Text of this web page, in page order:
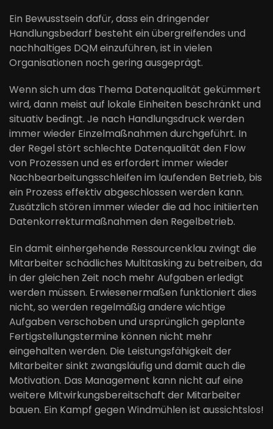
Ein Bewusstsein dafür, dass ein dringender
Handlungsbedarf besteht ein übergreifendes und
nachhaltiges DQM einzuführen, ist in vielen
Organisationen noch gering ausgeprägt.
Wenn sich um das Thema Datenqualität gekümmert
wird, dann meist auf lokale Einheiten beschränkt und
situativ bedingt. Je nach Handlungsdruck werden
immer wieder Einzelmaßnahmen durchgeführt. In
der Regel stört schlechte Datenqualität den Flow
von Prozessen und es erfordert immer wieder
Nachbearbeitungsschleifen im laufenden Betrieb, bis
ein Prozess effektiv abgeschlossen werden kann.
Zusätzlich stören immer wieder die ad hoc initiierten
Datenkorrekturmaßnahmen den Regelbetrieb.
Ein damit einhergehende Ressourcenklau zwingt die
Mitarbeiter schädliches Multitasking zu betreiben, da
in der gleichen Zeit noch mehr Aufgaben erledigt
werden müssen. Erwiesenermaßen funktioniert dies
nicht, so werden regelmäßig andere wichtige
Aufgaben verschoben und ursprünglich geplante
Fertigstellungstermine können nicht mehr
eingehalten werden. Die Leistungsfähigkeit der
Mitarbeiter sinkt zwangsläufig und damit auch die
Motivation. Das Management kann nicht auf eine
weitere Mitwirkungsbereitschaft der Mitarbeiter
bauen. Ein Kampf gegen Windmühlen ist aussichtslos!